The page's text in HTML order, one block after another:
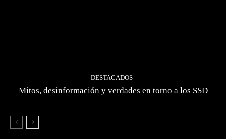
DESTACADOS
Mitos, desinformación y verdades en torno a los SSD